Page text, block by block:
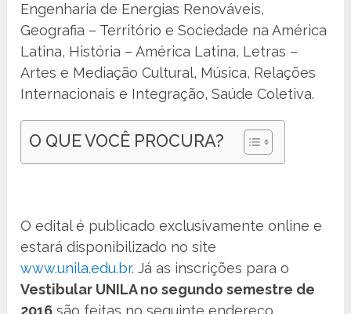
Engenharia de Energias Renováveis,
Geografia – Território e Sociedade na América
Latina, História – América Latina, Letras –
Artes e Mediação Cultural, Música, Relações
Internacionais e Integração, Saúde Coletiva.
O QUE VOCÊ PROCURA?
O edital é publicado exclusivamente online e
estará disponibilizado no site
www.unila.edu.br. Já as inscrições para o
Vestibular UNILA no segundo semestre de
2016 são feitas no seguinte endereço